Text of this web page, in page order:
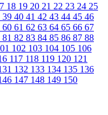
18 19 20 21 22 23 24 25
39 40 41 42 43 44 45 46
60 61 62 63 64 65 66 67
81 82 83 84 85 86 87 88
102 103 104 105 106
117 118 119 120 121
132 133 134 135 136
147 148 149 150